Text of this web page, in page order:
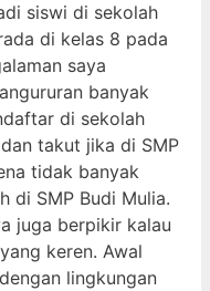
siswi di sekolah
di kelas 8 pada
saya
banyak
di sekolah
takut jika di SMP
tidak banyak
di SMP Budi Mulia.
juga berpikir kalau
keren. Awal
lingkungan